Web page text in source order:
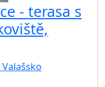
- terasa s